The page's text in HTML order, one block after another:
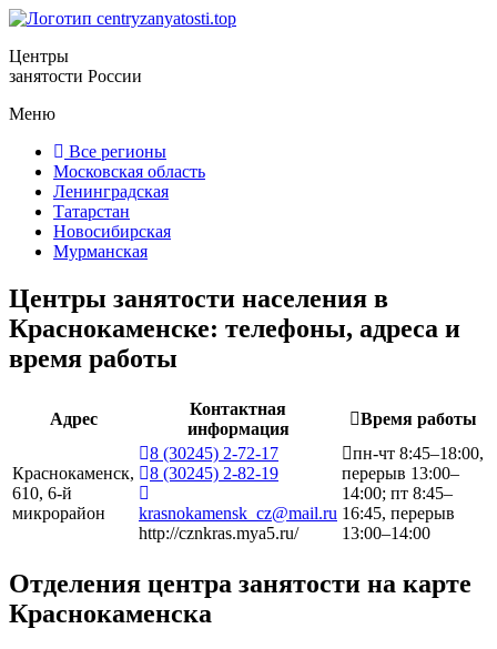
Центры
занятости России
Меню
Все регионы
Московская область
Ленинградская
Татарстан
Новосибирская
Мурманская
Центры занятости населения в
Краснокаменске: телефоны, адреса и
время работы
Адрес
Контактная
информация
Время работы
Краснокаменск,
610, 6-й
микрорайон
8 (30245) 2-72-17
8 (30245) 2-82-19
krasnokamensk_cz@mail.ru
http://cznkras.mya5.ru/
пн-чт 8:45–18:00,
перерыв 13:00–
14:00; пт 8:45–
16:45, перерыв
13:00–14:00
Отделения центра занятости на карте
Краснокаменска